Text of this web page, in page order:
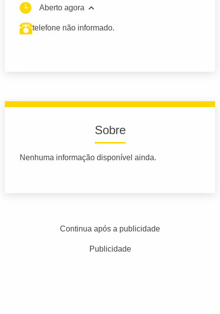
Aberto agora
telefone não informado.
Sobre
Nenhuma informação disponível ainda.
Continua após a publicidade
Publicidade